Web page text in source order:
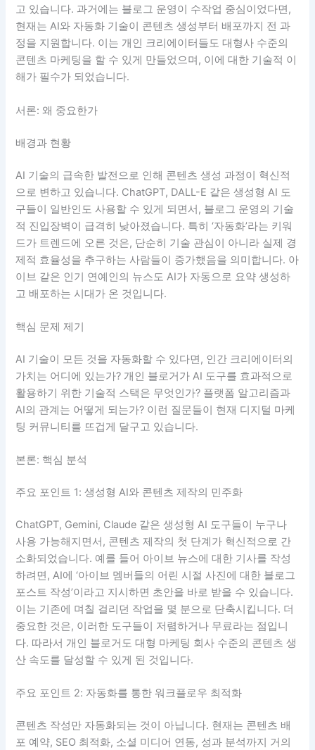
고 있습니다. 과거에는 블로그 운영이 수작업 중심이었다면,
현재는 AI와 자동화 기술이 콘텐츠 생성부터 배포까지 전 과
정을 지원합니다. 이는 개인 크리에이터들도 대형사 수준의
콘텐츠 마케팅을 할 수 있게 만들었으며, 이에 대한 기술적 이
해가 필수가 되었습니다.
서론: 왜 중요한가
배경과 현황
AI 기술의 급속한 발전으로 인해 콘텐츠 생성 과정이 혁신적
으로 변하고 있습니다. ChatGPT, DALL-E 같은 생성형 AI 도
구들이 일반인도 사용할 수 있게 되면서, 블로그 운영의 기술
적 진입장벽이 급격히 낮아졌습니다. 특히 ‘자동화’라는 키워
드가 트렌드에 오른 것은, 단순히 기술 관심이 아니라 실제 경
제적 효율성을 추구하는 사람들이 증가했음을 의미합니다. 아
이브 같은 인기 연예인의 뉴스도 AI가 자동으로 요약 생성하
고 배포하는 시대가 온 것입니다.
핵심 문제 제기
AI 기술이 모든 것을 자동화할 수 있다면, 인간 크리에이터의
가치는 어디에 있는가? 개인 블로거가 AI 도구를 효과적으로
활용하기 위한 기술적 스택은 무엇인가? 플랫폼 알고리즘과
AI의 관계는 어떻게 되는가? 이런 질문들이 현재 디지털 마케
팅 커뮤니티를 뜨겁게 달구고 있습니다.
본론: 핵심 분석
주요 포인트 1: 생성형 AI와 콘텐츠 제작의 민주화
ChatGPT, Gemini, Claude 같은 생성형 AI 도구들이 누구나
사용 가능해지면서, 콘텐츠 제작의 첫 단계가 혁신적으로 간
소화되었습니다. 예를 들어 아이브 뉴스에 대한 기사를 작성
하려면, AI에 ‘아이브 멤버들의 어린 시절 사진에 대한 블로그
포스트 작성’이라고 지시하면 초안을 바로 받을 수 있습니다.
이는 기존에 며칠 걸리던 작업을 몇 분으로 단축시킵니다. 더
중요한 것은, 이러한 도구들이 저렴하거나 무료라는 점입니
다. 따라서 개인 블로거도 대형 마케팅 회사 수준의 콘텐츠 생
산 속도를 달성할 수 있게 된 것입니다.
주요 포인트 2: 자동화를 통한 워크플로우 최적화
콘텐츠 작성만 자동화되는 것이 아닙니다. 현재는 콘텐츠 배
포 예약, SEO 최적화, 소셜 미디어 연동, 성과 분석까지 거의